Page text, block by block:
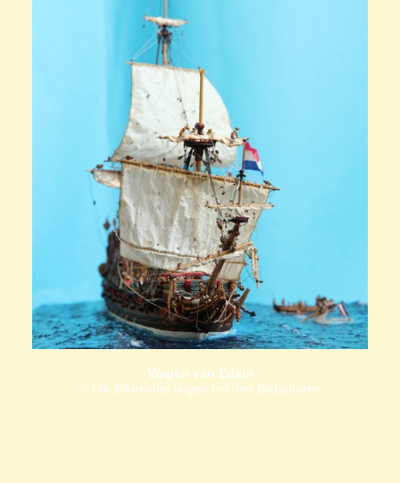
Wapen van Edam
© Die Bildrechte liegen bei den Bildautoren